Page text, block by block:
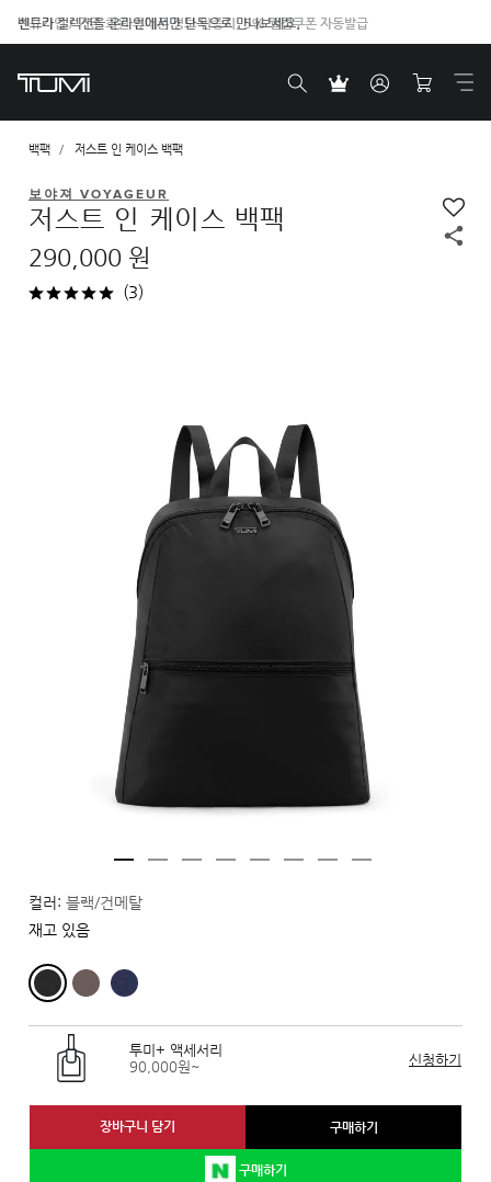
벤트라 컬렉션을 온라인에서만 단독으로 만나보세요.
백팩 저스트 인 케이스 백팩
보야져 VOYAGEUR
저스트 인 케이스 백팩
290,000 원
(3)
컬러: 블랙/건메탈
재고 있음
투미+ 액세서리
90,000원~
신청하기
장바구니 담기 구매하기
구매하기